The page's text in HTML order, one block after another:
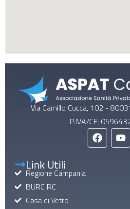
Via Camillo Cucca, 102 -
P.IVA/CF:
Link Utili
Regione Campania
BURC RC
Casa di Vetro